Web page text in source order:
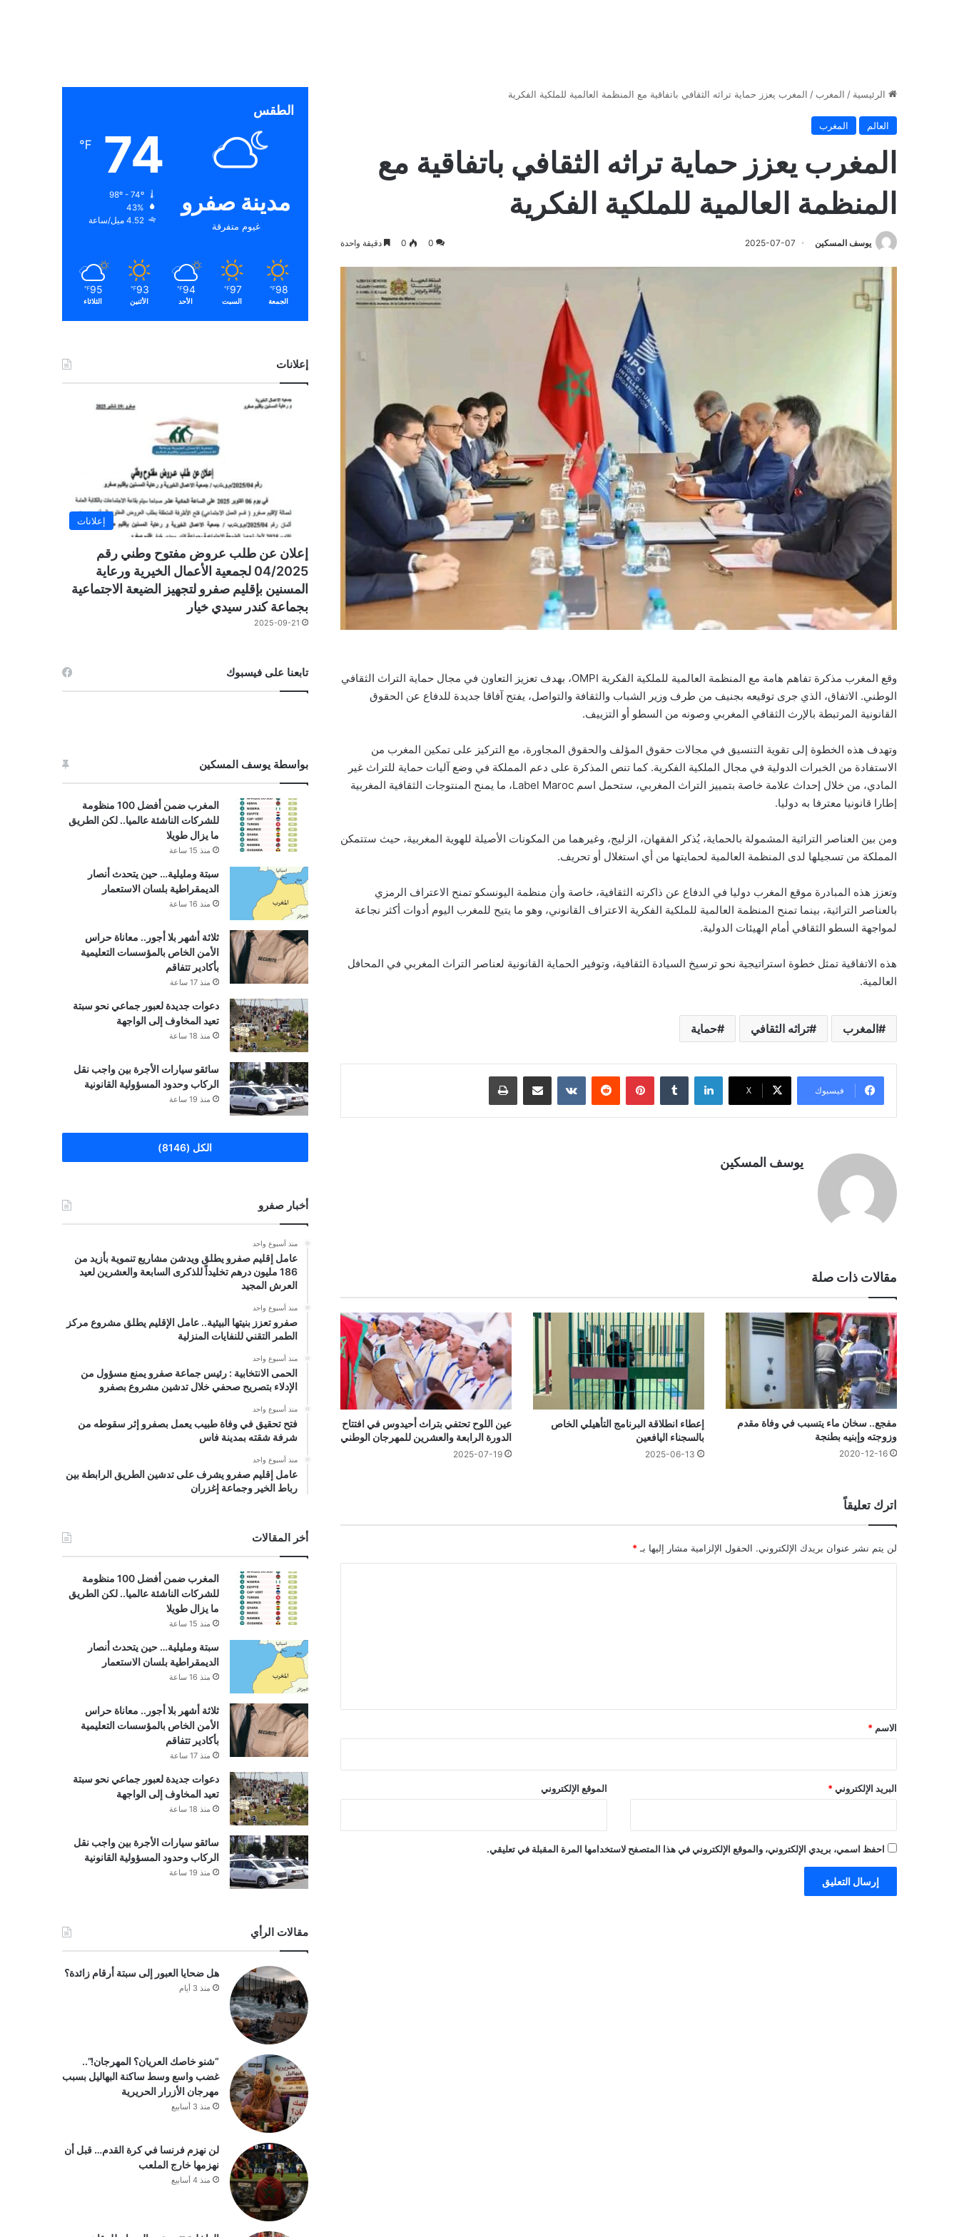
الرئيسية / المغرب / المغرب يعزز حماية تراثه الثقافي باتفاقية مع المنظمة العالمية للملكية الفكرية
العالم المغرب
المغرب يعزز حماية تراثه الثقافي باتفاقية مع
المنظمة العالمية للملكية الفكرية
يوسف المسكين 2025-07-07
0
0 دقيقة واحدة
وقع المغرب مذكرة تفاهم هامة مع المنظمة العالمية للملكية الفكرية OMPI، بهدف تعزيز التعاون في مجال حماية التراث الثقافي
الوطني. الاتفاق، الذي جرى توقيعه بجنيف من طرف وزير الشباب والثقافة والتواصل، يفتح آفاقا جديدة للدفاع عن الحقوق
القانونية المرتبطة بالإرث الثقافي المغربي وصونه من السطو أو التزييف.
وتهدف هذه الخطوة إلى تقوية التنسيق في مجالات حقوق المؤلف والحقوق المجاورة، مع التركيز على تمكين المغرب من
الاستفادة من الخبرات الدولية في مجال الملكية الفكرية. كما تنص المذكرة على دعم المملكة في وضع آليات حماية للتراث غير
المادي، من خلال إحداث علامة خاصة بتمييز التراث المغربي، ستحمل اسم Label Maroc، ما يمنح المنتوجات الثقافية المغربية
إطارا قانونيا معترفا به دوليا.
ومن بين العناصر التراثية المشمولة بالحماية، يُذكر الفقهان، الزليج، وغيرهما من المكونات الأصيلة للهوية المغربية، حيث ستتمكن
المملكة من تسجيلها لدى المنظمة العالمية لحمايتها من أي استغلال أو تحريف.
وتعزز هذه المبادرة موقع المغرب دوليا في الدفاع عن ذاكرته الثقافية، خاصة وأن منظمة اليونسكو تمنح الاعتراف الرمزي
بالعناصر التراثية، بينما تمنح المنظمة العالمية للملكية الفكرية الاعتراف القانوني، وهو ما يتيح للمغرب اليوم أدوات أكثر نجاعة
لمواجهة السطو الثقافي أمام الهيئات الدولية.
هذه الاتفاقية تمثل خطوة استراتيجية نحو ترسيخ السيادة الثقافية، وتوفير الحماية القانونية لعناصر التراث المغربي في المحافل
العالمية.
المغرب تراثه الثقافي حماية
فيسبوك ‫X
لينكدإن بينتيريست مشاركة عبر البريد طباعة
يوسف المسكين
مقالات ذات صلة
مفجع.. سخان ماء يتسبب في وفاة مقدم
وزوجته وإبنيه بطنجة
2020-12-16
إعطاء انطلاقة البرنامج التأهيلي الخاص
بالسجناء اليافعين
2025-06-13
عين اللوح تحتفي بتراث أحيدوس في افتتاح
الدورة الرابعة والعشرين للمهرجان الوطني
2025-07-19
اترك تعليقاً
لن يتم نشر عنوان بريدك الإلكتروني. الحقول الإلزامية مشار إليها بـ *
*
الاسم *
البريد الإلكتروني * الموقع الإلكتروني
احفظ اسمي، بريدي الإلكتروني، والموقع الإلكتروني في هذا المتصفح لاستخدامها المرة المقبلة في تعليقي.
الطقس
مدينة صفرو
غيوم متفرقة
74
℉
43%
4.52 ميل/ساعة
98
℉
الجمعة
97
℉
السبت
94
℉
الأحد
93
℉
الأثنين
95
℉
الثلاثاء
إعلانات
إعلانات
إعلان عن طلب عروض مفتوح وطني رقم
04/2025 لجمعية الأعمال الخيرية ورعاية
المسنين بإقليم صفرو لتجهيز الضيعة الاجتماعية
بجماعة كندر سيدي خيار
2025-09-21
تابعنا على فيسبوك
بواسطة يوسف المسكين
المغرب ضمن أفضل 100 منظومة
للشركات الناشئة عالميا.. لكن الطريق
ما يزال طويلا
منذ 15 ساعة
سبتة ومليلية… حين يتحدث أنصار
الديمقراطية بلسان الاستعمار
منذ 16 ساعة
ثلاثة أشهر بلا أجور.. معاناة حراس
الأمن الخاص بالمؤسسات التعليمية
بأكادير تتفاقم
منذ 17 ساعة
دعوات جديدة لعبور جماعي نحو سبتة
تعيد المخاوف إلى الواجهة
منذ 18 ساعة
سائقو سيارات الأجرة بين واجب نقل
الركاب وحدود المسؤولية القانونية
منذ 19 ساعة
الكل (8146)
أخبار صفرو
منذ أسبوع واحد
عامل إقليم صفرو يطلق ويدشن مشاريع تنموية بأزيد من
186 مليون درهم تخليداً للذكرى السابعة والعشرين لعيد
العرش المجيد
منذ أسبوع واحد
صفرو تعزز بنيتها البيئية.. عامل الإقليم يطلق مشروع مركز
الطمر التقني للنفايات المنزلية
منذ أسبوع واحد
الحمى الانتخابية : رئيس جماعة صفرو يمنع مسؤول من
الإدلاء بتصريح صحفي خلال تدشين مشروع بصفرو
منذ أسبوع واحد
فتح تحقيق في وفاة طبيب يعمل بصفرو إثر سقوطه من
شرفة شقته بمدينة فاس
منذ أسبوع واحد
عامل إقليم صفرو يشرف على تدشين الطريق الرابطة بين
رباط الخير وجماعة إغزران
أخر المقالات
المغرب ضمن أفضل 100 منظومة
للشركات الناشئة عالميا.. لكن الطريق
ما يزال طويلا
منذ 15 ساعة
سبتة ومليلية… حين يتحدث أنصار
الديمقراطية بلسان الاستعمار
منذ 16 ساعة
ثلاثة أشهر بلا أجور.. معاناة حراس
الأمن الخاص بالمؤسسات التعليمية
بأكادير تتفاقم
منذ 17 ساعة
دعوات جديدة لعبور جماعي نحو سبتة
تعيد المخاوف إلى الواجهة
منذ 18 ساعة
سائقو سيارات الأجرة بين واجب نقل
الركاب وحدود المسؤولية القانونية
منذ 19 ساعة
مقالات الرأي
هل ضحايا العبور إلى سبتة أرقام زائدة؟
منذ 3 أيام
“شنو خاصك العريان؟ المهرجان!”..
غضب واسع وسط ساكنة البهاليل بسبب
مهرجان الأزرار الحريرية
منذ 3 أسابيع
لن نهزم فرنسا في كرة القدم… قبل أن
نهزمها خارج الملعب
منذ 4 أسابيع